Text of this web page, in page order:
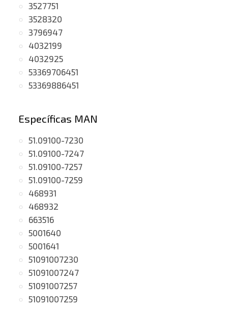
3527751
3528320
3796947
4032199
4032925
53369706451
53369886451
Específicas MAN
51.09100-7230
51.09100-7247
51.09100-7257
51.09100-7259
468931
468932
663516
5001640
5001641
51091007230
51091007247
51091007257
51091007259